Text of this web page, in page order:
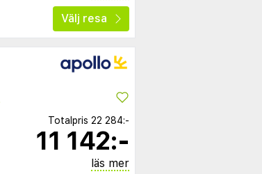
Välj resa
Totalpris 22 284:-
11 142:-
läs mer